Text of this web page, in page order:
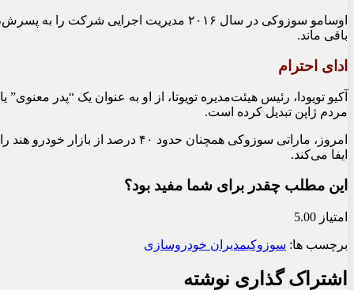
باقی ماند.
ادای احترام
آکیو تویودا، رئیس هیئت‌مدیره تویوتا، از او به عنوان یک “پدر
مردم ژاپن تبدیل کرده است.
امروز، ماراتی سوزوکی همچنان حدود
ایفا می‌کند.
این مطلب چقدر برای شما مفید بود؟
امتیاز 5.00
برچسب ها: سوزوکیمدیران خودروسازی
اشتراک گذاری نوشته